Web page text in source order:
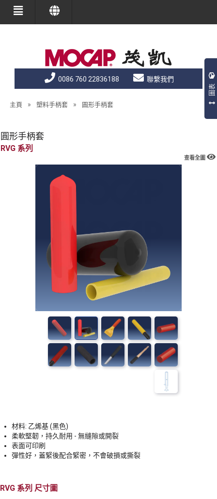
0086 760 22836188 聯繫我們
主頁 » 塑料手柄套 » 圓形手柄套
圓形手柄套
RVG
查看全圖
材料: 乙烯基 (黑色)
柔軟堅韌，持久耐用 - 無縫隙或開裂
表面可印刷
彈性好，蓋緊後配合緊密，不會破損或撕裂
RVG 尺寸圖
圖表